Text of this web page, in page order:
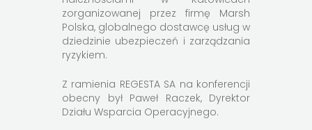
zorganizowanej przez firmę Marsh
Polska, globalnego dostawcę usług w
dziedzinie ubezpieczeń i zarządzania
ryzykiem.
Z ramienia REGESTA SA na konferencji
obecny był Paweł Raczek, Dyrektor
Działu Wsparcia Operacyjnego.